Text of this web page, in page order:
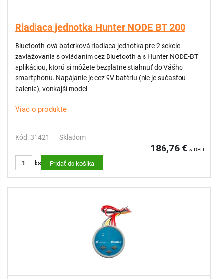
Riadiaca jednotka Hunter NODE BT 200
Bluetooth-ová baterková riadiaca jednotka pre 2 sekcie
zavlažovania s ovládaním cez Bluetooth a s Hunter NODE-BT
aplikáciou, ktorú si môžete bezplatne stiahnuť do Vášho
smartphonu. Napájanie je cez 9V batériu (nie je súčasťou
balenia), vonkajší model
Viac o produkte
Kód: 31421 Skladom
186,76 € s DPH
ks Pridať do košíka